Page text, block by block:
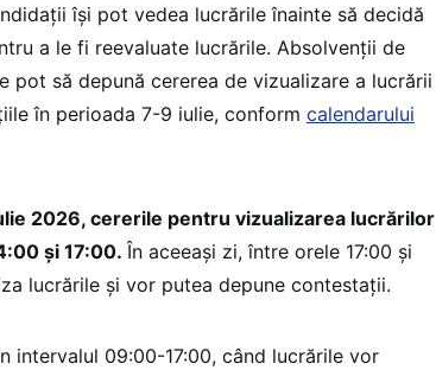
își pot vedea lucrările înainte să decidă
a le fi reevaluate lucrările. Absolvenții de
pot să depună cererea de vizualizare a lucrării
în perioada 7-9 iulie, conform calendarului
2026, cererile pentru vizualizarea lucrărilor
și 17:00. În aceeași zi, între orele 17:00 și
lucrările și vor putea depune contestații.
intervalul 09:00-17:00, când lucrările vor